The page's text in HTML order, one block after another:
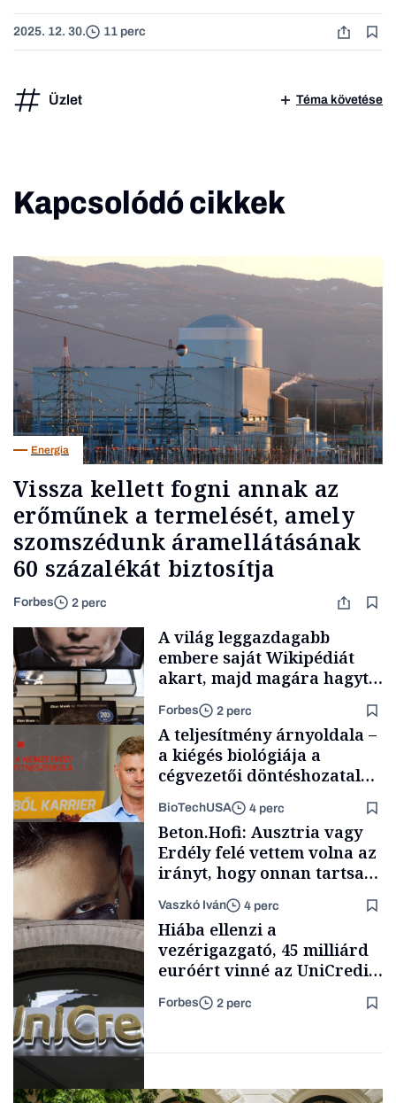
2025. 12. 30. 11 perc
Üzlet Téma követése
Kapcsolódó cikkek
Energia
Vissza kellett fogni annak az
erőműnek a termelését, amely
szomszédunk áramellátásának
60 százalékát biztosítja
Forbes 2 perc
Milliárdosok
A világ leggazdagabb
embere saját Wikipédiát
akart, majd magára hagyta.
Most milliók olvasnak
ellenőrizetlen
információkat
Forbes 2 perc
Content Lab HUB
A teljesítmény árnyoldala –
a kiégés biológiája a
cégvezetői döntéshozatal
BioTechUSA 4 perc
Forbes-sztori
Beton.Hofi: Ausztria vagy
Erdély felé vettem volna az
irányt, hogy onnan tartsam
lélegeztetőgépen a magyar
zenét
Vaszkó Iván 4 perc
Hiába ellenzi a
vezérigazgató, 45 milliárd
euróért vinné az UniCredit
az egyik legnagyobb német
bankot
Forbes 2 perc